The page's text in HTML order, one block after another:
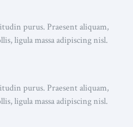
purus. Praesent aliquam,
ligula massa adipiscing nisl.
purus. Praesent aliquam,
ligula massa adipiscing nisl.